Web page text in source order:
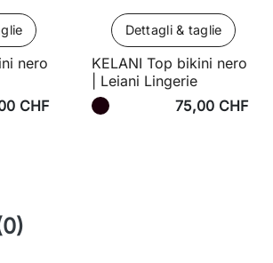
nero
CHF
Dettagli & taglie
KELANI Top bikini nero
| Leiani Lingerie
75,00 CHF